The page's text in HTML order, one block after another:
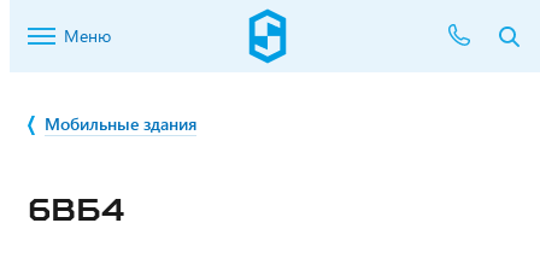
Меню
Мобильные здания
6ВБ4